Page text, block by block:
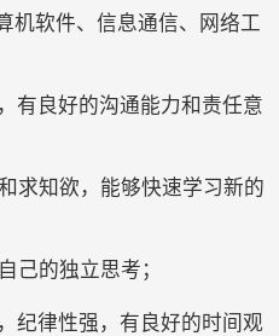
机软件、信息通信、网络工
有良好的沟通能力和责任意
求知欲，能够快速学习新的
己的独立思考；
纪律性强，有良好的时间观